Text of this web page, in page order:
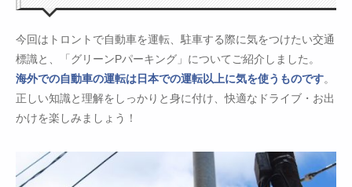
今回はトロントで自動車を運転、駐車する際に気をつけたい交通
標識と、「グリーンPパーキング」についてご紹介しました。
海外での自動車の運転は日本での運転以上に気を使うものです。
正しい知識と理解をしっかりと身に付け、快適なドライブ・お出
かけを楽しみましょう！